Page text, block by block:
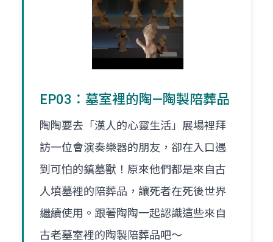
EP03：墓室裡的陶—陶製陪葬品
陶陶要去「漢人的心靈生活」展場裡拜
訪一位會演奏樂器的朋友，卻在入口遇
到可怕的鎮墓獸！原來他們都是來自古
人墳墓裡的陪葬品，讓死者在死後世界
繼續使用。跟著陶陶一起認識這些來自
古老墓室裡的陶製陪葬品吧～